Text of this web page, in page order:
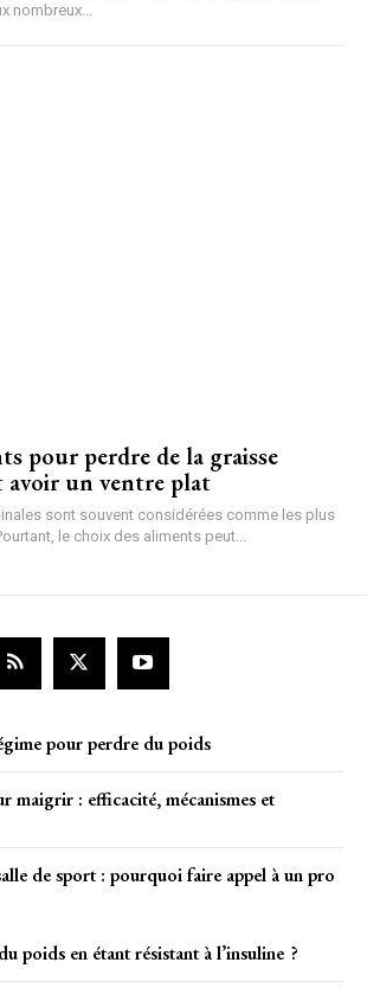
nombreux...
pour perdre de la graisse
avoir un ventre plat
sont souvent considérées comme les plus
le choix des aliments peut...
pour perdre du poids
maigrir : efficacité, mécanismes et
de sport : pourquoi faire appel à un pro
poids en étant résistant à l’insuline ?